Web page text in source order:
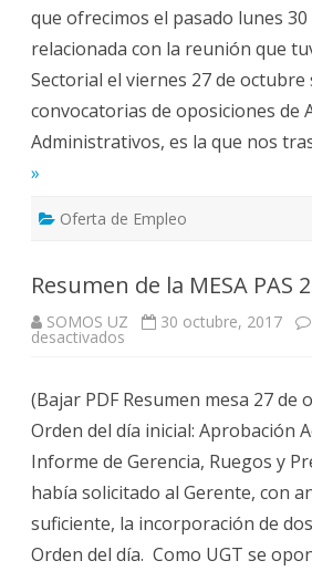
que ofrecimos el pasado lunes
relacionada con la reunión que
Sectorial el viernes 27 de octubre
convocatorias de oposiciones de
Administrativos, es la que nos
»
Oferta de Empleo
Resumen de la MESA PAS
SOMOS UZ 30 octubre, 2017
desactivados
MESA
PAS
27/10/2017
(Bajar PDF Resumen mesa 27 de
Orden del día inicial: Aprobación
Informe de Gerencia, Ruegos y
había solicitado al Gerente, con
suficiente, la incorporación de
Orden del día. Como UGT se